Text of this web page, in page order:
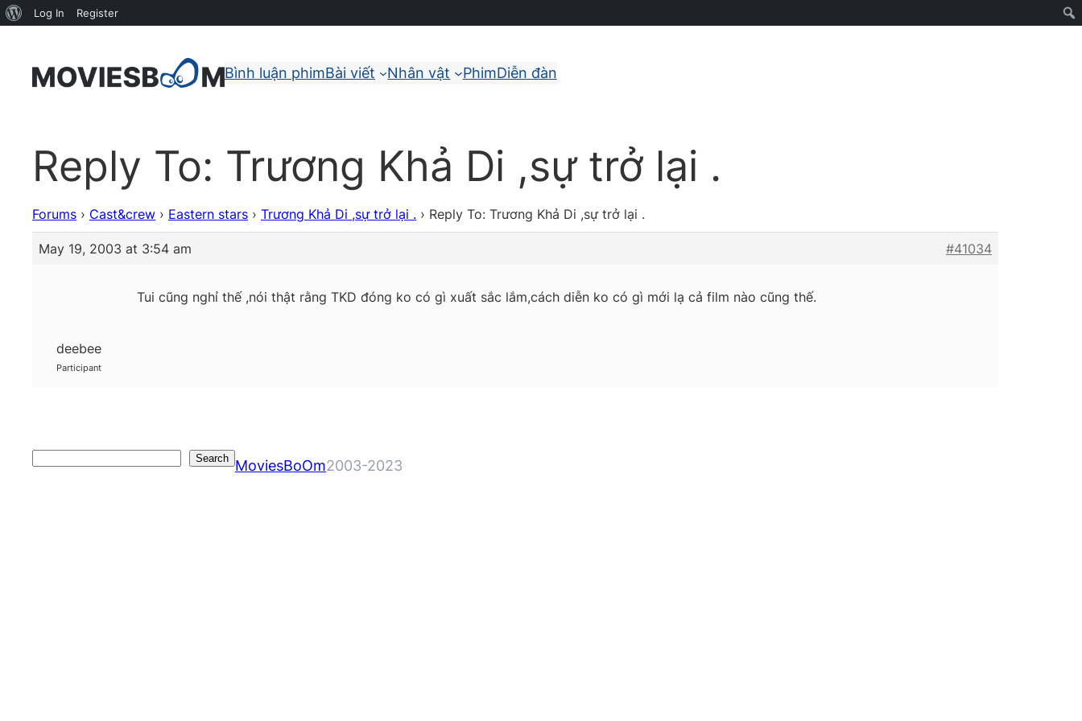
Bình luận phimBài viết Nhân vật PhimDiễn đàn
Reply To: Trương Khả Di ,sự trở lại .
Forums › Cast&crew › Eastern stars › Trương Khả Di ,sự trở lại . › Reply To: Trương Khả Di ,sự trở lại .
May 19, 2003 at 3:54 am #41034
deebee
Participant
Tui cũng nghỉ thế ,nói thật rằng TKD đóng ko có gì xuất sắc lắm,cách diễn ko có gì mới lạ cả film nào cũng thế.
Search MoviesBoOm2003-2023
About
Log In Register